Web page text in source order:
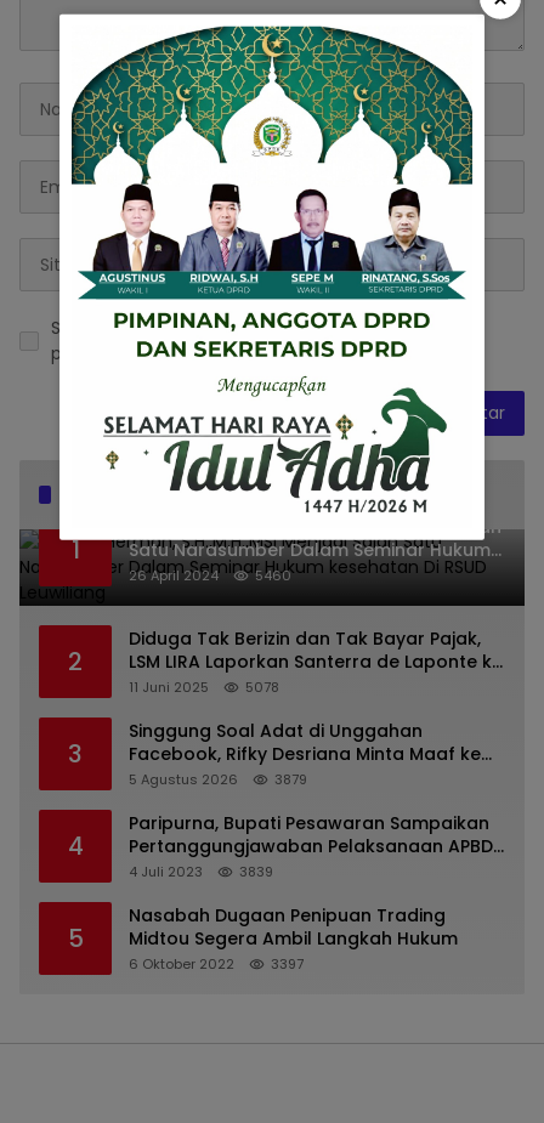
Simpan nama, email, dan situs web saya pada
peramban ini untuk komentar saya berikutnya.
Popular Posts
1
Dr. KMS Herman, S.H.,M.H.,MSi Menjadi Salah
Satu Narasumber Dalam Seminar Hukum
kesehatan Di RSUD Leuwiliang
26 April 2024 5460
2
Diduga Tak Berizin dan Tak Bayar Pajak,
LSM LIRA Laporkan Santerra de Laponte ke
Kejaksaan Kota Batu
11 Juni 2025 5078
3
Singgung Soal Adat di Unggahan
Facebook, Rifky Desriana Minta Maaf ke
PDA dan Bupati Kubar
5 Agustus 2026 3879
4
Paripurna, Bupati Pesawaran Sampaikan
Pertanggungjawaban Pelaksanaan APBD
2022
4 Juli 2023 3839
5
Nasabah Dugaan Penipuan Trading
Midtou Segera Ambil Langkah Hukum
6 Oktober 2022 3397